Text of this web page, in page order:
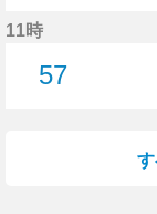
11時
57